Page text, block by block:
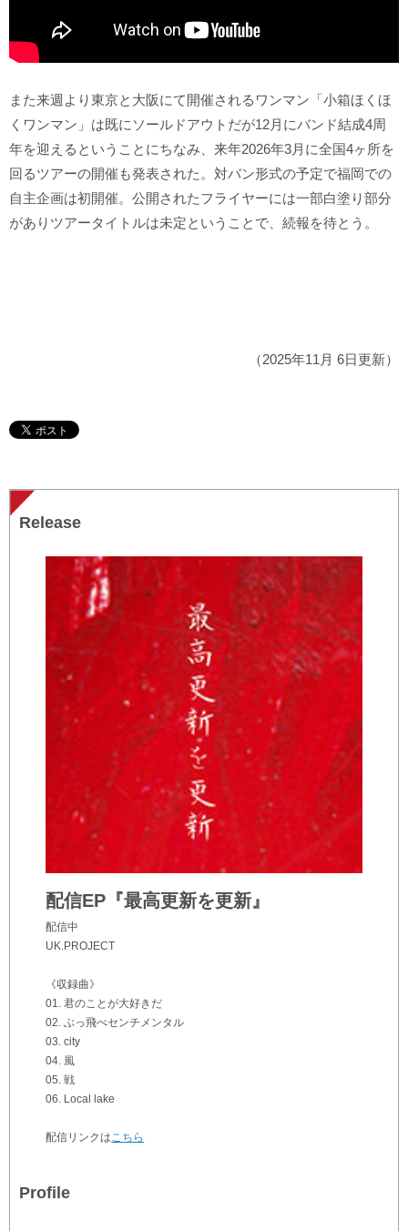
また来週より東京と大阪にて開催されるワンマン「小箱ほくほ
くワンマン」は既にソールドアウトだが12月にバンド結成4周
年を迎えるということにちなみ、来年2026年3月に全国4ヶ所を
回るツアーの開催も発表された。対バン形式の予定で福岡での
自主企画は初開催。公開されたフライヤーには一部白塗り部分
がありツアータイトルは未定ということで、続報を待とう。
（2025年11月 6日更新）
Release
配信EP『最高更新を更新』
配信中
UK.PROJECT
《収録曲》
01. 君のことが大好きだ
02. ぶっ飛べセンチメンタル
03. city
04. 風
05. 戦
06. Local lake
配信リンクは こちら
Profile